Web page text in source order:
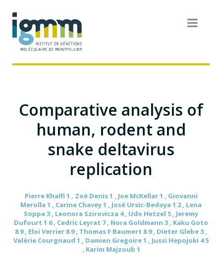
Comparative analysis of
human, rodent and
snake deltavirus
replication
Pierre Khalfi 1 , Zoé Denis 1 , Joe McKellar 1 , Giovanni
Merolla 1 , Carine Chavey 1 , José Ursic-Bedoya 1 2 , Lena
Soppa 3 , Leonora Szirovicza 4 , Udo Hetzel 5 , Jeremy
Dufourt 1 6 , Cedric Leyrat 7 , Nora Goldmann 3 , Kaku Goto
8 9 , Eloi Verrier 8 9 , Thomas F Baumert 8 9 , Dieter Glebe 3 ,
Valérie Courgnaud 1 , Damien Gregoire 1 , Jussi Hepojoki 4 5
, Karim Majzoub 1